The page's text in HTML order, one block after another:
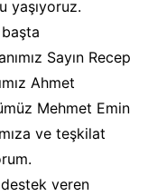
yaşıyoruz.
Sayın Recep
Ahmet
Mehmet Emin
ve teşkilat
veren